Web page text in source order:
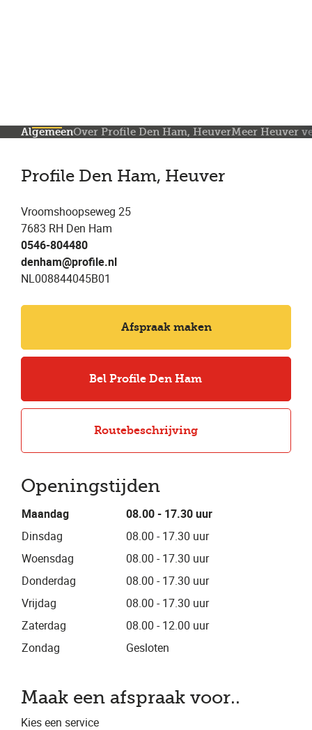
AlgemeenOver Profile Den Ham, HeuverMeer Heuver
Maak een afspraak voor..
Kies een service
Profile Den Ham, Heuver
Vroomshoopseweg 25
7683 RH Den Ham
0546-804480
denham@profile.nl
NL008844045B01
Afspraak maken
Bel Profile Den Ham
Routebeschrijving
Openingstijden
Maandag
08.00 - 17.30 uur
Dinsdag
08.00 - 17.30 uur
Woensdag
08.00 - 17.30 uur
Donderdag
08.00 - 17.30 uur
Vrijdag
08.00 - 17.30 uur
Zaterdag
08.00 - 12.00 uur
Zondag
Gesloten